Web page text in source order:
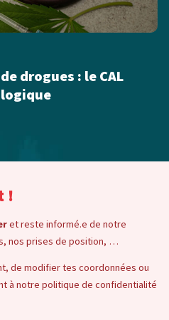
drogues : le CAL
!
et reste informé.e de notre
nos prises de position, …
de modifier tes coordonnées ou
à notre politique de confidentialité